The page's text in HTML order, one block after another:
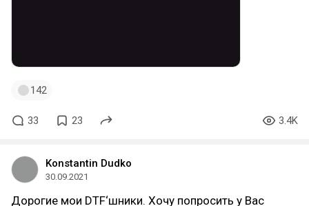
142
33 23 3.4K
Konstantin Dudko
30.09.2021
Дорогие мои DTF‘шники. Хочу попросить у Вас